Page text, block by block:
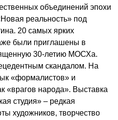
объединений эпохи
реальность» под
20 самых ярких
были приглашены в
30-летию МОСХа.
скандалом. На
«формалистов» и
«врагов народа». Выставка
студия» – редкая
художников, творчество